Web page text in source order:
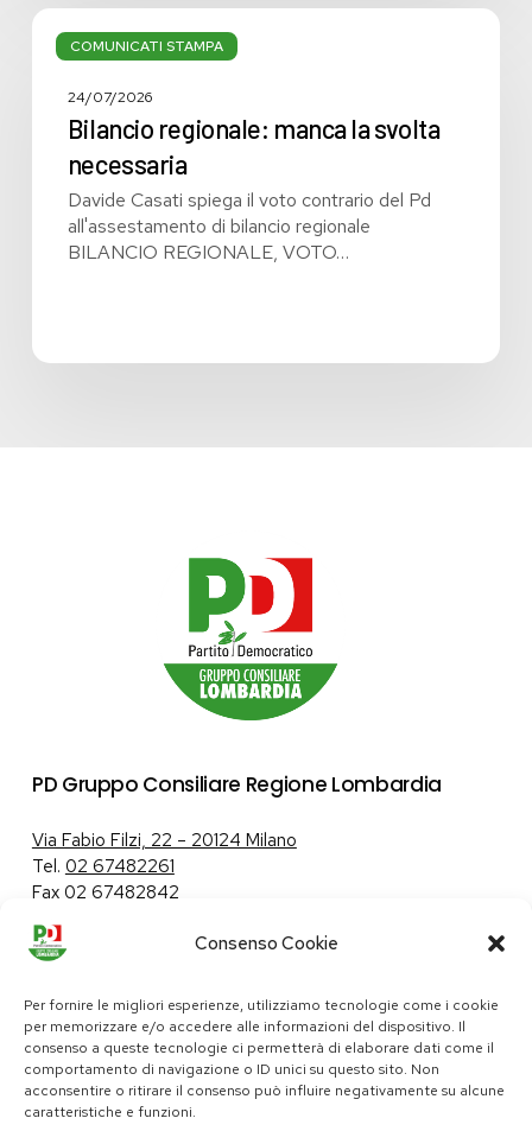
Consenso Cookie
Per fornire le migliori esperienze, utilizziamo tecnologie come i cookie
per memorizzare e/o accedere alle informazioni del dispositivo. Il
consenso a queste tecnologie ci permetterà di elaborare dati come il
comportamento di navigazione o ID unici su questo sito. Non
acconsentire o ritirare il consenso può influire negativamente su alcune
caratteristiche e funzioni.
COMUNICATI STAMPA
Bilancio
regionale:
svolta
24/07/2026
Bilancio regionale: manca la svolta
necessaria
Davide Casati spiega il voto contrario del Pd
all'assestamento di bilancio regionale
BILANCIO REGIONALE, VOTO…
PD Gruppo Consiliare Regione Lombardia
Via Fabio Filzi, 22 – 20124 Milano
Tel. 02 67482261
Fax 02 67482842
Tutela dei dati personali|Politica sui cookie
pd@consiglio.regione.lombardia.it
ufficiostampa.pd@consiglio.regione.lombardia.it